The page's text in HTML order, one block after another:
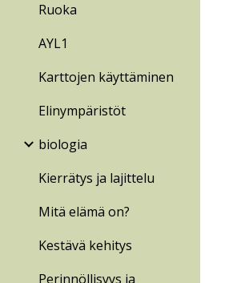
Ruoka
AYL1
Karttojen käyttäminen
Elinympäristöt
biologia
Kierrätys ja lajittelu
Mitä elämä on?
Kestävä kehitys
Perinnöllisyys ja